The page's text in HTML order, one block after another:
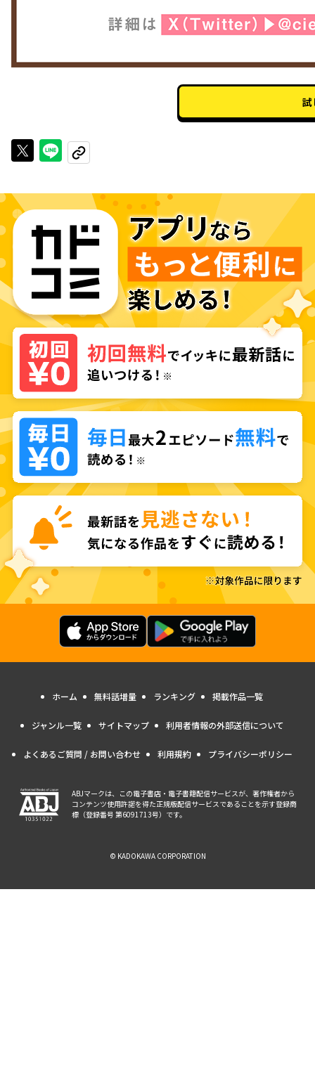
試
Xで投稿するLINEでシェアする
URLをコピーする
ホーム 無料話増量 ランキング 掲載作品一覧
ジャンル一覧 サイトマップ 利用者情報の外部送信について
よくあるご質問 / お問い合わせ 利用規約 プライバシーポリシー
ABJマークは、この電子書店・電子書籍配信サービスが、著作権者から
コンテンツ使用許諾を得た正規版配信サービスであることを示す登録商
標（登録番号 第6091713号）です。
© KADOKAWA CORPORATION